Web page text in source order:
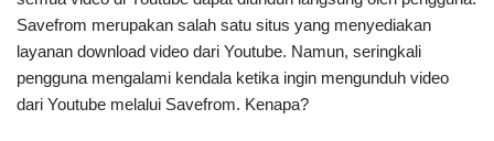
Savefrom merupakan salah satu situs yang menyediakan
layanan download video dari Youtube. Namun, seringkali
pengguna mengalami kendala ketika ingin mengunduh video
dari Youtube melalui Savefrom. Kenapa?